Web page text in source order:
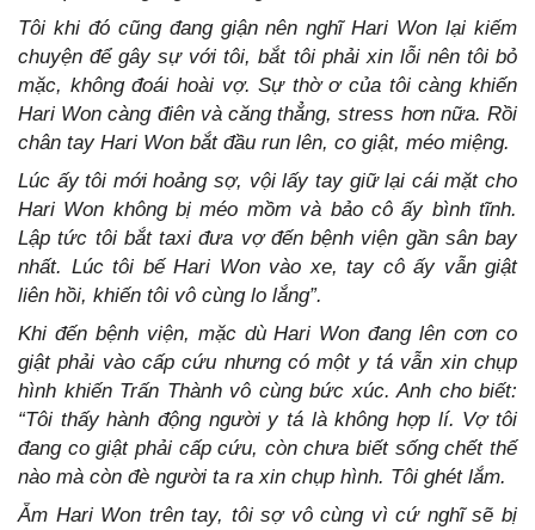
Tôi khi đó cũng đang giận nên nghĩ Hari Won lại kiếm
chuyện để gây sự với tôi, bắt tôi phải xin lỗi nên tôi bỏ
mặc, không đoái hoài vợ. Sự thờ ơ của tôi càng khiến
Hari Won càng điên và căng thẳng, stress hơn nữa. Rồi
chân tay Hari Won bắt đầu run lên, co giật, méo miệng.
Lúc ấy tôi mới hoảng sợ, vội lấy tay giữ lại cái mặt cho
Hari Won không bị méo mồm và bảo cô ấy bình tĩnh.
Lập tức tôi bắt taxi đưa vợ đến bệnh viện gần sân bay
nhất. Lúc tôi bế Hari Won vào xe, tay cô ấy vẫn giật
liên hồi, khiến tôi vô cùng lo lắng”.
Khi đến bệnh viện, mặc dù Hari Won đang lên cơn co
giật phải vào cấp cứu nhưng có một y tá vẫn xin chụp
hình khiến Trấn Thành vô cùng bức xúc. Anh cho biết:
“Tôi thấy hành động người y tá là không hợp lí. Vợ tôi
đang co giật phải cấp cứu, còn chưa biết sống chết thế
nào mà còn đè người ta ra xin chụp hình. Tôi ghét lắm.
Ẵm Hari Won trên tay, tôi sợ vô cùng vì cứ nghĩ sẽ bị